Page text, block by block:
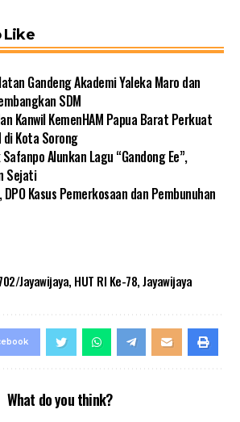
Like
Gandeng Akademi Yaleka Maro dan
SDM
Kanwil KemenHAM Papua Barat Perkuat
di Kota Sorong
Alunkan Lagu “Gandong Ee”,
Sejati
Kasus Pemerkosaan dan Pembunuhan
Jayawijaya, HUT RI Ke-78,Jayawijaya
What do you think?